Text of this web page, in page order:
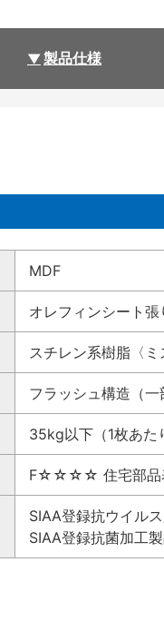
製品仕様
MDF
オレフィンシート張
スチレン系樹脂〈
フラッシュ構造（一
35kg以下（1枚あた
F☆☆☆☆ 住宅部品
SIAA登録抗ウイル
SIAA登録抗菌加工